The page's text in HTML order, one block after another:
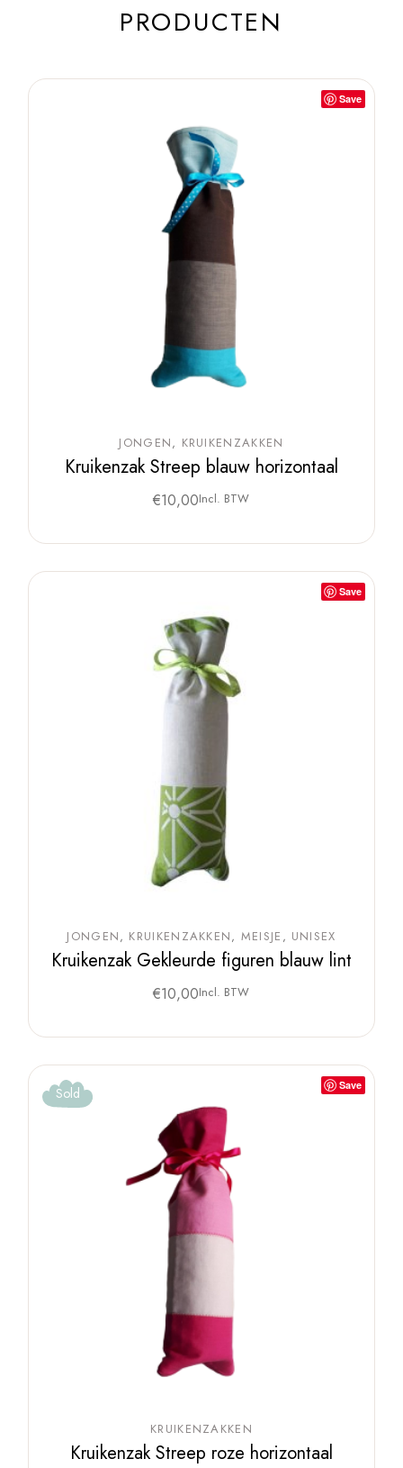
PRODUCTEN
Save
JONGEN KRUIKENZAKKEN
Kruikenzak Streep blauw horizontaal
€10,00Incl. BTW
Save
JONGEN KRUIKENZAKKEN MEISJE UNISEX
Kruikenzak Gekleurde figuren blauw lint
€10,00Incl. BTW
Save
Sold
KRUIKENZAKKEN
Kruikenzak Streep roze horizontaal